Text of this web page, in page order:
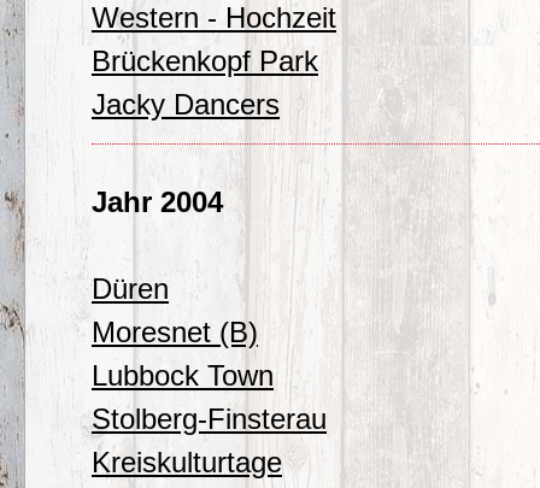
Western - Hochzeit
Brückenkopf Park
Jacky Dancers
Jahr 2004
Düren
Moresnet (B)
Lubbock Town
Stolberg-Finsterau
Kreiskulturtage